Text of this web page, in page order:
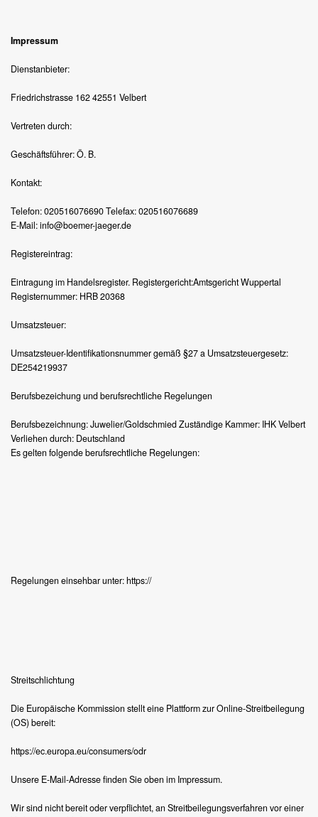
Impressum
Dienstanbieter:
Friedrichstrasse 162 42551 Velbert
Vertreten durch:
Geschäftsführer: Ö. B.
Kontakt:
Telefon: 020516076690 Telefax: 020516076689
E-Mail: info@boemer-jaeger.de
Registereintrag:
Eintragung im Handelsregister. Registergericht:Amtsgericht Wuppertal
Registernummer: HRB 20368
Umsatzsteuer:
Umsatzsteuer-Identifikationsnummer gemäß §27 a Umsatzsteuergesetz:
DE254219937
Berufsbezeichung und berufsrechtliche Regelungen
Berufsbezeichnung: Juwelier/Goldschmied Zuständige Kammer: IHK Velbert
Verliehen durch: Deutschland
Es gelten folgende berufsrechtliche Regelungen:
Regelungen einsehbar unter: https://
Streitschlichtung
Die Europäische Kommission stellt eine Plattform zur Online-Streitbeilegung
(OS) bereit:
https://ec.europa.eu/consumers/odr
Unsere E-Mail-Adresse finden Sie oben im Impressum.
Wir sind nicht bereit oder verpflichtet, an Streitbeilegungsverfahren vor einer